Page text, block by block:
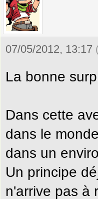
07/05/2012, 13:17
La bonne
Dans cette
dans le
dans un
Un principe
n'arrive pas à